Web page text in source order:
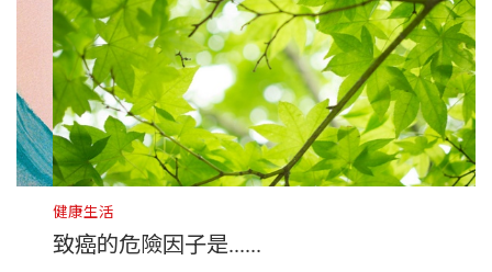
2-5 艾利森教授發現CTLA-4受體
2-6 本庶佑教授發現PD-1受體
第三章 捍衛健康的關鍵防線──免疫系統
3-1 認識人體免疫系統
3-2 免疫系統反應（一）：先天性免疫
3-3 免疫系統反應（二）：後天性免疫
很可能是對抗癌症極有效、安全、主流的手段。使用
免疫細胞療法搭配傳統治療方法，癌症將大幅度被治
癒，降低死亡人數。霎時間，免疫細胞療法如同明星
般浮出檯面，相繼獲得諾貝爾獎、唐獎的肯定，這就
是辛棄疾所說，突然轉頭一看，竟然意外發現了美
人，其實就獨自站在那燈火稀疏的地方，非常顯而易
見。
任台北市議員，以及陽明大學醫學院藥理教授（兼
任）和政治大學、中央大學、台北市立大學、東吳大
學及實踐大學「基礎醫學概論」講座教授。
目前亦應邀擔任年代電視台「別讓身體不開心」、飛
碟電台「飛碟早餐」、中廣流行網「蘭萱時間」等節
目固定來賓。著有《健康生活，你做對了嗎？》、
《潘懷宗健康隨身聽Ⅱ》（有聲書）、《為健康把關
出版社 天下文化
裝幀 平裝
開本 14.8×21cm
勢！ 致癌的危險因子是......